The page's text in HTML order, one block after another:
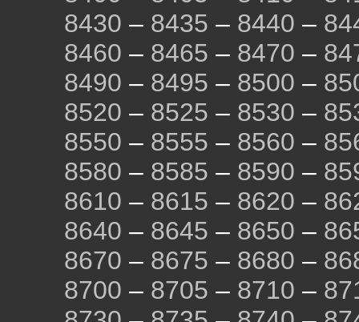
8430 – 8435 – 8440 –
8460 – 8465 – 8470 –
8490 – 8495 – 8500 –
8520 – 8525 – 8530 –
8550 – 8555 – 8560 –
8580 – 8585 – 8590 –
8610 – 8615 – 8620 –
8640 – 8645 – 8650 –
8670 – 8675 – 8680 –
8700 – 8705 – 8710 –